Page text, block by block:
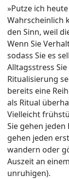
»Putze ich
Wahrscheinlich
den Sinn, weil
Wenn Sie
sodass Sie es
Alltagsstress
Ritualisierung
bereits eine
als Ritual
Vielleicht
Sie gehen jeden
gehen jeden
wandern oder
Auszeit an
unruhigen).